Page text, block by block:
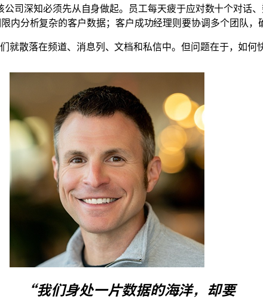
司深知必须先从自身做起。员工每天疲于应对数十个对话
内分析复杂的客户数据；客户成功经理则要协调多个团队，
就散落在频道、消息列、文档和私信中。但问题在于，如
“我们身处一片数据的海洋，却要